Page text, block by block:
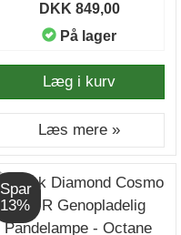
DKK 849,00
På lager
Læg i kurv
Læs mere »
Spar
13%